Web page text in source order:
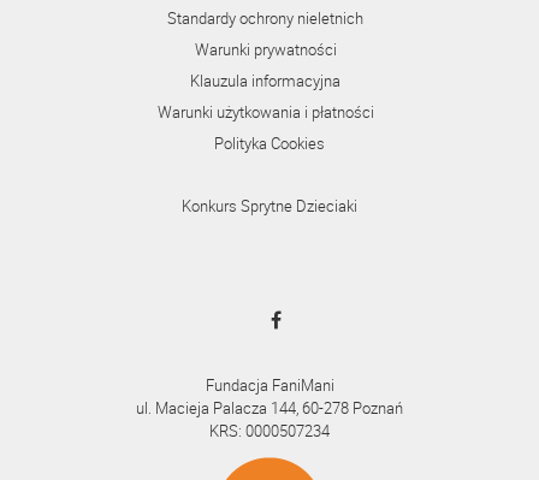
Standardy ochrony nieletnich
Warunki prywatności
Klauzula informacyjna
Warunki użytkowania i płatności
Polityka Cookies
Konkurs Sprytne Dzieciaki
Fundacja FaniMani
ul. Macieja Palacza 144, 60-278 Poznań
KRS: 0000507234